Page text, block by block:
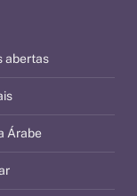
abertas
Árabe